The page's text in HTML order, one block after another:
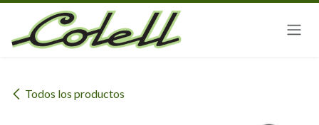
Ir al contenido
Todos los productos